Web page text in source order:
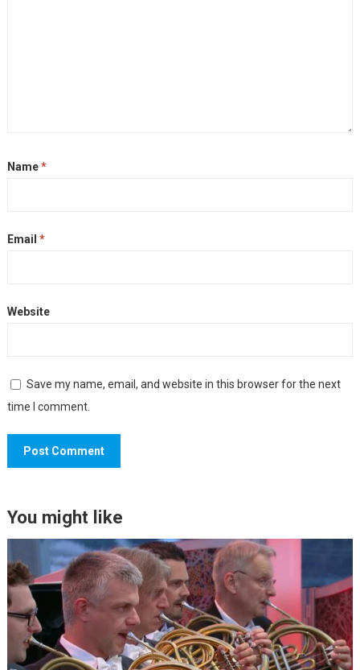
Name*
Email *
Website
Save my name, email, and website in this browser for the next
time I comment.
You might like